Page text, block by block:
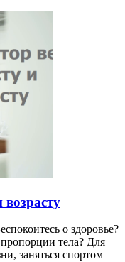
возрасту
о здоровье?
тела? Для
заняться спортом